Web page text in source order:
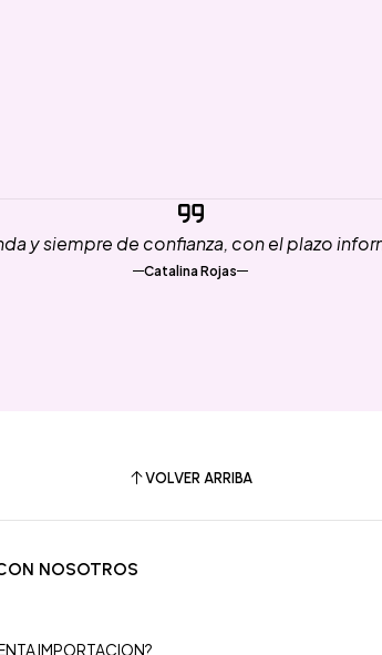
y siempre de confianza, con el plazo
Catalina Rojas
VOLVER ARRIBA
NOSOTROS
IMPORTACION?